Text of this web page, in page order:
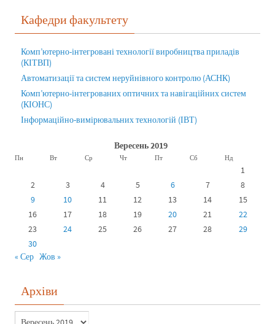
Кафедри факультету
Комп’ютерно-інтегровані технології виробництва приладів
(КІТВП)
Автоматизації та систем неруйнівного контролю (АСНК)
Комп’ютерно-інтегрованих оптичних та навігаційних систем
(КІОНС)
Інформаційно-вимірювальних технологій (ІВТ)
Вересень 2019
Пн Вт Ср Чт Пт Сб Нд
1
2
3 4 5 6 7
8
9
10 11 12 13 14
15
16
17 18 19 20 21
22
23
24 25 26 27 28
29
30
« Сер Жов »
Архіви